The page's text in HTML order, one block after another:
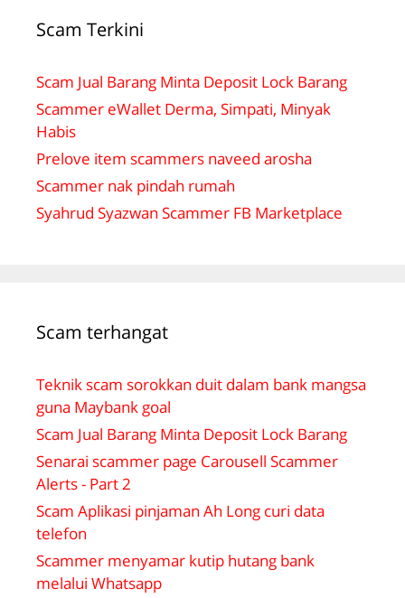
Scam Terkini
Scam Jual Barang Minta Deposit Lock Barang
Scammer eWallet Derma, Simpati, Minyak
Habis
Prelove item scammers naveed arosha
Scammer nak pindah rumah
Syahrud Syazwan Scammer FB Marketplace
Scam terhangat
Teknik scam sorokkan duit dalam bank mangsa
guna Maybank goal
Scam Jual Barang Minta Deposit Lock Barang
Senarai scammer page Carousell Scammer
Alerts - Part 2
Scam Aplikasi pinjaman Ah Long curi data
telefon
Scammer menyamar kutip hutang bank
melalui Whatsapp